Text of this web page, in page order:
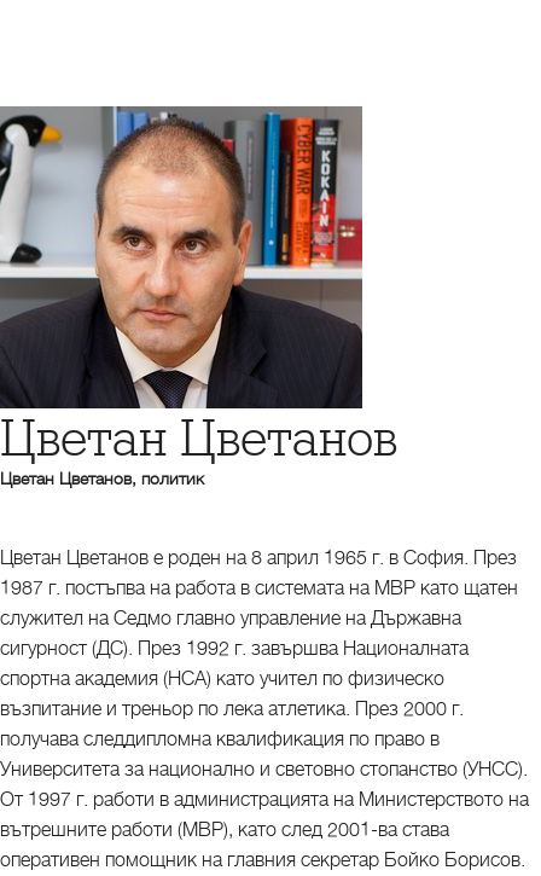
Цветан Цветанов
Цветан Цветанов, политик
Цветан Цветанов е роден на 8 април 1965 г. в София. През
1987 г. постъпва на работа в системата на МВР като щатен
служител на Седмо главно управление на Държавна
сигурност (ДС). През 1992 г. завършва Националната
спортна академия (НСА) като учител по физическо
възпитание и треньор по лека атлетика. През 2000 г.
получава следдипломна квалификация по право в
Университета за национално и световно стопанство (УНСС).
От 1997 г. работи в администрацията на Министерството на
вътрешните работи (МВР), като след 2001-ва става
оперативен помощник на главния секретар Бойко Борисов.